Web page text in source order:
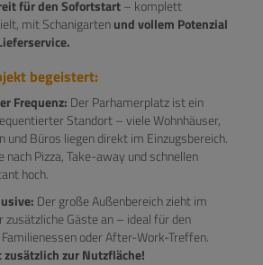
für den Sofortstart– komplett
mit Schanigartenund vollem Potenzial
begeistert:
Frequenz: Der Parhamerplatz ist ein
Standort – viele Wohnhäuser,
und Büros liegen direkt im Einzugsbereich.
nach Pizza, Take-away und schnellen
hoch.
Der große Außenbereich zieht im
zusätzliche Gäste an – ideal für den
oder After-Work-Treffen.
zusätzlich zur Nutzfläche!